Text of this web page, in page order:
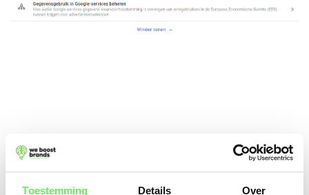
Toestemming Details Over
Stap 6: Maak een nieuw
IP-adres filter aan